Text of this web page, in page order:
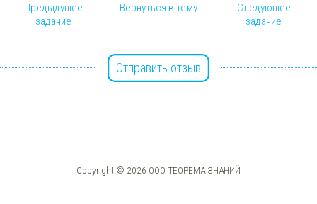
Предыдущее
задание
Вернуться в тему
Следующее
задание
Отправить отзыв
Copyright © 2026 ООО ТЕОРЕМА ЗНАНИЙ